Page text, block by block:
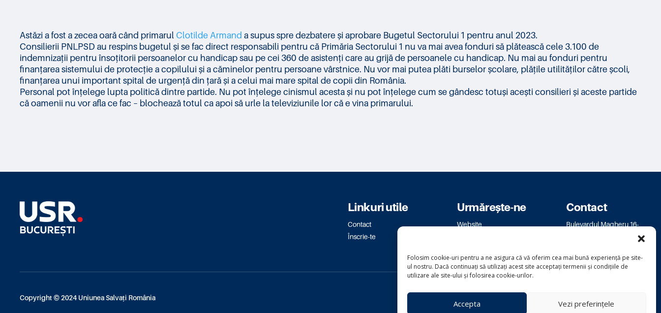
Folosim cookie-uri pentru a ne asigura că vă oferim cea mai bună experiență pe site-
ul nostru. Dacă continuați să utilizați acest site acceptați termenii și condițiile de
utilizare ale site-ului și folosirea cookie-urilor.
Accepta Vezi preferințele
Astăzi a fost a zecea oară când primarul Clotilde Armand a supus spre dezbatere și aprobare Bugetul Sectorului 1 pentru anul 2023.
Consilierii PNLPSD au respins bugetul și se fac direct responsabili pentru că Primăria Sectorului 1 nu va mai avea fonduri să plătească cele 3.100 de
indemnizații pentru însoțitorii persoanelor cu handicap sau pe cei 360 de asistenți care au grijă de persoanele cu handicap. Nu mai au fonduri pentru
finanțarea sistemului de protecție a copilului și a căminelor pentru persoane vârstnice. Nu vor mai putea plăti burselor școlare, plățile utilităților către școli,
finanțarea unui important spital de urgență din țară și a celui mai mare spital de copii din România.
Personal pot înțelege lupta politică dintre partide. Nu pot înțelege cinismul acesta și nu pot înțelege cum se gândesc totuși acești consilieri și aceste partide
că oamenii nu vor afla ce fac – blochează totul ca apoi să urle la televiziunile lor că e vina primarului.
Linkuri utile
Contact
Înscrie-te
Urmărește-ne
Website
Contact
Bulevardul Magheru 16-
bm.bucuresti@usr.ro
Copyright © 2024 Uniunea Salvați România